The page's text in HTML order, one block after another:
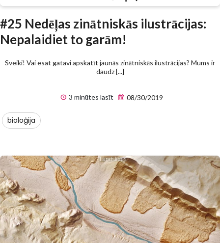
#25 Nedēļas zinātniskās ilustrācijas:
Nepalaidiet to garām!
Sveiki! Vai esat gatavi apskatīt jaunās zinātniskās ilustrācijas? Mums ir
daudz [...]
3 minūtes lasīt 08/30/2019
bioloģija